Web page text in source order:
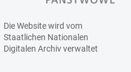
Die Website wird vom
Staatlichen Nationalen
Digitalen Archivverwaltet